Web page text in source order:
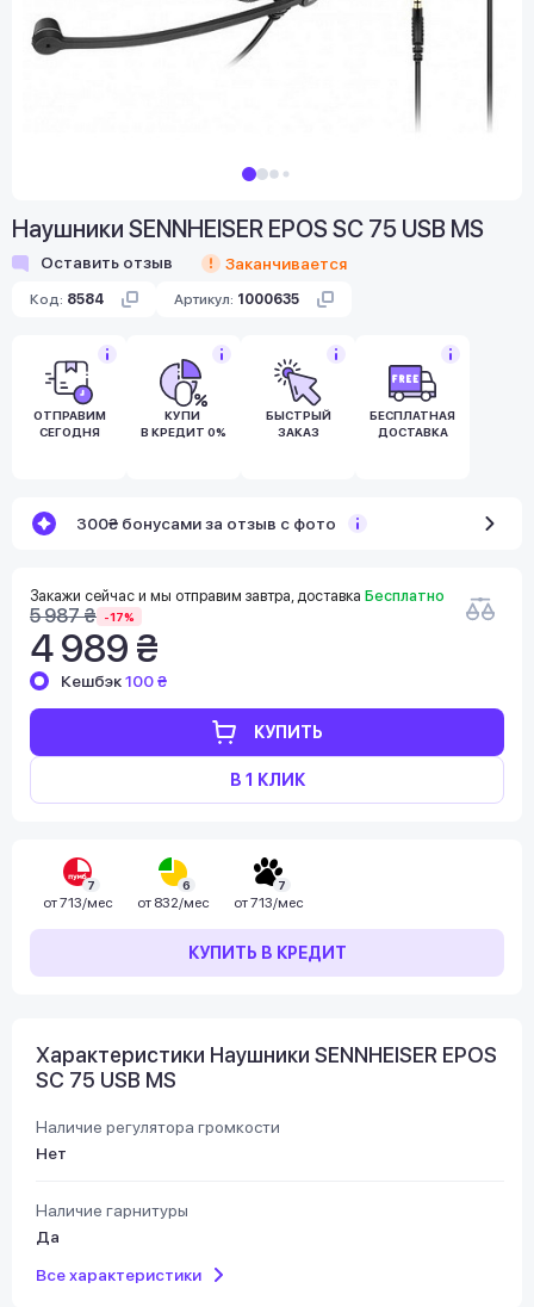
Наушники SENNHEISER EPOS SC 75 USB MS
Оставить отзыв Заканчивается
Код: 8584 Артикул: 1000635
ОТПРАВИМ
СЕГОДНЯ
КУПИ
В КРЕДИТ 0%
БЫСТРЫЙ
ЗАКАЗ
БЕСПЛАТНАЯ
ДОСТАВКА
300₴ бонусами за отзыв с фото
Закажи сейчас и мы отправим завтра, доставка Бесплатно
5 987 ₴ -17%
4 989 ₴
КУПИТЬ
В 1 КЛИК
Кешбэк100 ₴
7
от713/мес
6
от 832/мес
7
от713/мес
КУПИТЬ В КРЕДИТ
Характеристики Наушники SENNHEISER EPOS
SC 75 USB MS
Наличие регулятора громкости
Нет
Наличие гарнитуры
Да
Все характеристики